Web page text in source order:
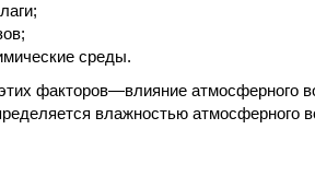
среды.
факторов—влияние атмосферного
влажностью атмосферного